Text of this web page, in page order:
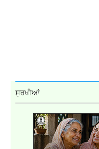
ਸੁਰਖੀਆਂ